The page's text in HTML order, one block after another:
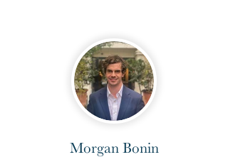
Morgan Bonin